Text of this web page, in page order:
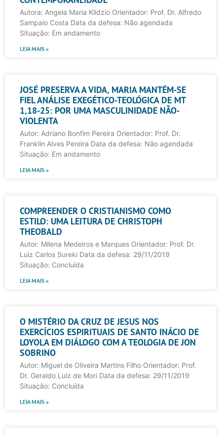
Autora: Angela Maria Klidzio Orientador: Prof. Dr. Alfredo
Sampaio Costa Data da defesa: Não agendada
Situação: Em andamento
LEIA MAIS »
JOSÉ PRESERVA A VIDA, MARIA MANTÉM-SE
FIEL ANÁLISE EXEGÉTICO-TEOLÓGICA DE MT
1,18-25: POR UMA MASCULINIDADE NÃO-
VIOLENTA
Autor: Adriano Bonfim Pereira Orientador: Prof. Dr.
Franklin Alves Pereira Data da defesa: Não agendada
Situação: Em andamento
LEIA MAIS »
COMPREENDER O CRISTIANISMO COMO
ESTILO: UMA LEITURA DE CHRISTOPH
THEOBALD
Autor: Milena Medeiros e Marques Orientador: Prof. Dr.
Luiz Carlos Sureki Data da defesa: 29/11/2019
Situação: Concluída
LEIA MAIS »
O MISTÉRIO DA CRUZ DE JESUS NOS
EXERCÍCIOS ESPIRITUAIS DE SANTO INÁCIO DE
LOYOLA EM DIÁLOGO COM A TEOLOGIA DE JON
SOBRINO
Autor: Miguel de Oliveira Martins Filho Orientador: Prof.
Dr. Geraldo Luiz de Mori Data da defesa: 29/11/2019
Situação: Concluída
LEIA MAIS »